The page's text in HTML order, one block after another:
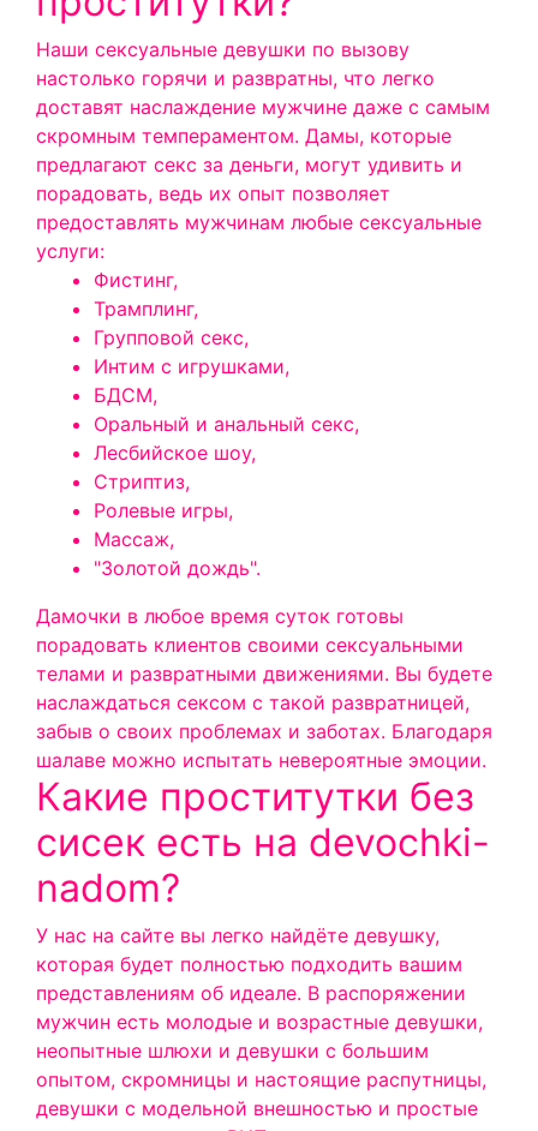
Наши сексуальные девушки по вызову
настолько горячи и развратны, что легко
доставят наслаждение мужчине даже с самым
скромным темпераментом. Дамы, которые
предлагают секс за деньги, могут удивить и
порадовать, ведь их опыт позволяет
предоставлять мужчинам любые сексуальные
услуги:
Фистинг,
Трамплинг,
Групповой секс,
Интим с игрушками,
БДСМ,
Оральный и анальный секс,
Лесбийское шоу,
Стриптиз,
Ролевые игры,
Массаж,
"Золотой дождь".
Дамочки в любое время суток готовы
порадовать клиентов своими сексуальными
телами и развратными движениями. Вы будете
наслаждаться сексом с такой развратницей,
забыв о своих проблемах и заботах. Благодаря
шалаве можно испытать невероятные эмоции.
Какие проститутки без
сисек есть на devochki-
nadom?
У нас на сайте вы легко найдёте девушку,
которая будет полностью подходить вашим
представлениям об идеале. В распоряжении
мужчин есть молодые и возрастные девушки,
неопытные шлюхи и девушки с большим
опытом, скромницы и настоящие распутницы,
девушки с модельной внешностью и простые